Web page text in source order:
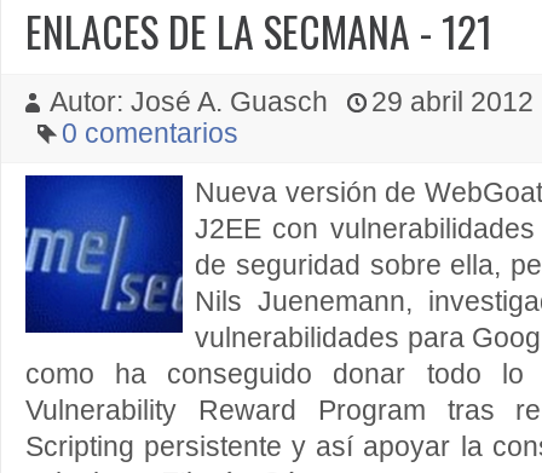
ENLACES DE LA SECMANA - 121
Autor: José A. Guasch
29 abril 2012
0 comentarios
Nueva versión de
J2EE con
de seguridad sobre ella,
Nils Juenemann,
vulnerabilidades para
como ha conseguido donar todo lo
Vulnerability Reward Program tras
Scripting persistente y así apoyar la